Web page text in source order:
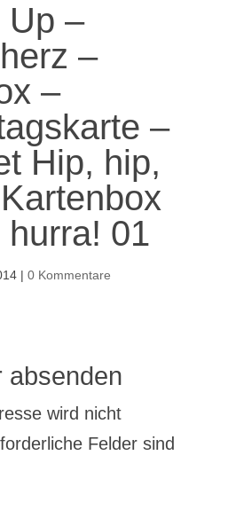
Up –
–
–
–
Hip, hip,
01
| 0 Kommentare
absenden
wird nicht
Felder sind